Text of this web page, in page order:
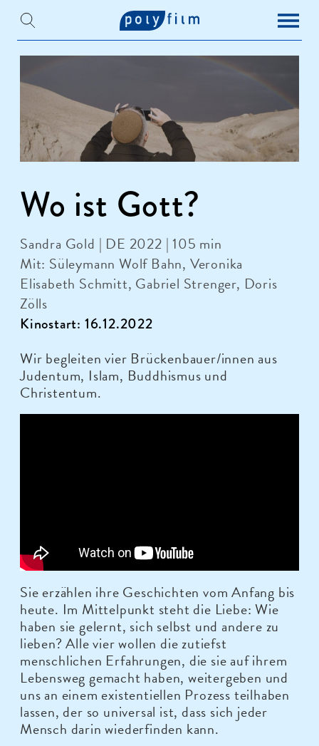
Wo ist Gott?
Sandra Gold | DE 2022 | 105 min
Mit: Süleymann Wolf Bahn, Veronika
Elisabeth Schmitt, Gabriel Strenger, Doris
Zölls
Kinostart: 16.12.2022
Wir begleiten vier Brückenbauer/innen aus
Judentum, Islam, Buddhismus und
Christentum.
Sie erzählen ihre Geschichten vom Anfang bis
heute. Im Mittelpunkt steht die Liebe: Wie
haben sie gelernt, sich selbst und andere zu
lieben? Alle vier wollen die zutiefst
menschlichen Erfahrungen, die sie auf ihrem
Lebensweg gemacht haben, weitergeben und
uns an einem existentiellen Prozess teilhaben
lassen, der so universal ist, dass sich jeder
Mensch darin wiederfinden kann.